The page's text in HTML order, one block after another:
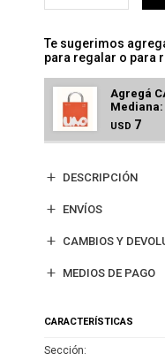
Te sugerimos
para regalar o para
Agregá
Mediana:
USD 7
DESCRIPCIÓN
ENVÍOS
CAMBIOS Y
MEDIOS DE PAGO
CARACTERÍSTICAS
Sección